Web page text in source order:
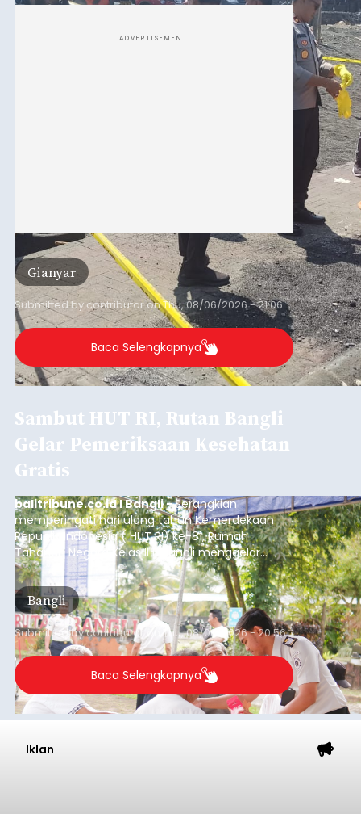
ADVERTISEMENT
Gianyar
Submitted by contributoronThu, 08/06/2026 - 21:06
Baca Selengkapnya
Sambut HUT RI, Rutan Bangli
Gelar Pemeriksaan Kesehatan
Gratis
balitribune.co.id I Bangli -Serangkian
memperingati hari ulang tahun Kemerdekaan
Republik Indonesia ( HUT RI) ke-81, Rumah
Tahanan Negara Kelas II B Bangli menggelar
kegiatan pemeriksaan kesehatan gratis, Rabu
(6/8/2026).
Bangli
Submitted bycontributor Thu, 08/06/2026 - 20:56
Baca Selengkapnya
Iklan